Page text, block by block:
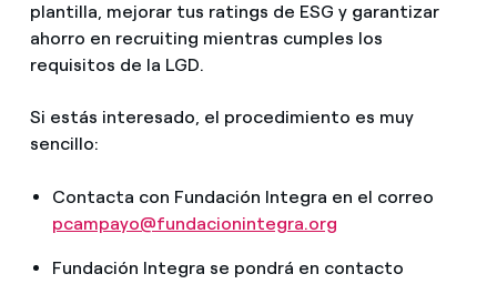
plantilla, mejorar tus ratings de ESG y garantizar
ahorro en recruiting mientras cumples los
requisitos de la LGD.
Si estás interesado, el procedimiento es muy
sencillo:
Contacta con Fundación Integra en el correo
pcampayo@fundacionintegra.org
Fundación Integra se pondrá en contacto